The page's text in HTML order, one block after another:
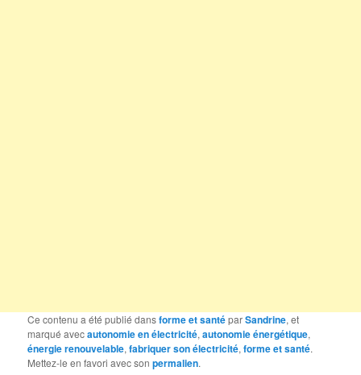
Ce contenu a été publié dansforme et santéparSandrine, et
marqué avecautonomie en électricité,autonomie énergétique,
énergie renouvelable,fabriquer son électricité,forme et santé.
Mettez-le en favori avec sonpermalien.